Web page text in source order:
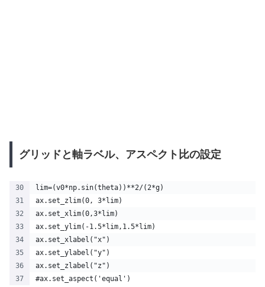
グリッドと軸ラベル、アスペクト比の設定
lim=(v0*np.sin(theta))**2/(2*g)
ax.set_zlim(0, 3*lim)
ax.set_xlim(0,3*lim)
ax.set_ylim(-1.5*lim,1.5*lim)
ax.set_xlabel("x")
ax.set_ylabel("y")
ax.set_zlabel("z")
#ax.set_aspect('equal')